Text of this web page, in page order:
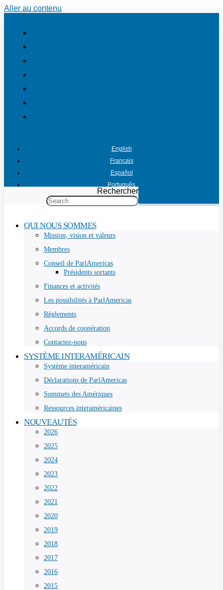
Aller au contenu
English
Français
Español
Português
Rechercher
QUI NOUS SOMMES
Mission, vision et valeurs
Membres
Conseil de ParlAmericas
Présidents sortants
Finances et activités
Les possibilités à ParlAmericas
Règlements
Accords de coopération
Contactez-nous
SYSTÈME INTERAMÉRICAIN
Système interaméricain
Déclarations de ParlAmericas
Sommets des Amériques
Ressources interaméricaines
NOUVEAUTÉS
2026
2025
2024
2023
2022
2021
2020
2019
2018
2017
2016
2015